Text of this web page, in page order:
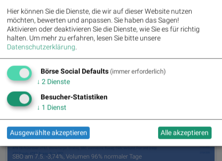
Zumtobel am 7.5. 6,16%, Volumen 98% normaler Tage
SBO am 7.5. -3,74%, Volumen 96% normaler Tage
Hier können Sie die Dienste, die wir auf dieser Website nutzen
möchten, bewerten und anpassen. Sie haben das Sagen!
Aktivieren oder deaktivieren Sie die Dienste, wie Sie es für richtig
halten. Um mehr zu erfahren, lesen Sie bitte unsere
Datenschutzerklärung.
Börse Social Defaults (immer erforderlich)
↓ 2 Dienste
Besucher-Statistiken
↓ 1 Dienst
Ausgewählte akzeptieren Alle akzeptieren